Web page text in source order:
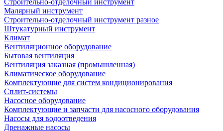
Строительно-отделочный инструмент
Малярный инструмент
Строительно-отделочный инструмент разное
Штукатурный инструмент
Климат
Вентиляционное оборудование
Бытовая вентиляция
Вентиляция заказная (промышленная)
Климатическое оборудование
Комплектующие для систем кондиционирования
Сплит-системы
Насосное оборудование
Комплектующие и запчасти для насосного оборудования
Насосы для водоотведения
Дренажные насосы